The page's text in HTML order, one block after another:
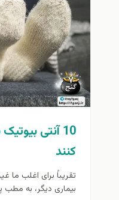
10 آنتی
کنند
تقریباً برای اغلب ما
بیماری دیگر، به